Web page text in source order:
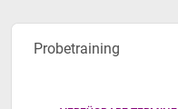
Probetraining